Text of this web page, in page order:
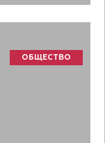
ОБЩЕСТВО